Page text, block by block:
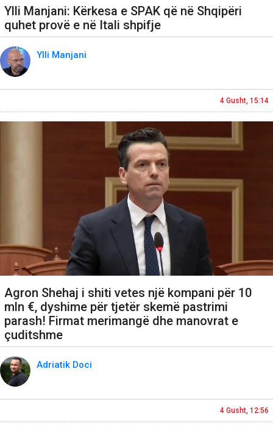
Ylli Manjani: Kërkesa e SPAK që në Shqipëri
quhet provë e në Itali shpifje
Ylli Manjani
4 Gusht, 15:14
Agron Shehaj i shiti vetes një kompani për 10
mln €, dyshime për tjetër skemë pastrimi
parash! Firmat merimangë dhe manovrat e
çuditshme
Adriatik Doci
4 Gusht, 12:56